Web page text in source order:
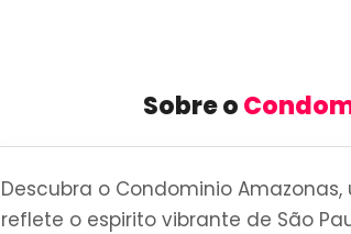
Sobre o
Descubra o Condominio
reflete o espirito vibrante de São